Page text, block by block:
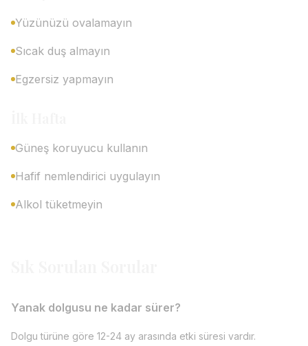
Yüzünüzü ovalamayın
Sıcak duş almayın
Egzersiz yapmayın
Güneş koruyucu kullanın
Hafif nemlendirici uygulayın
Alkol tüketmeyin
Yanak dolgusu ne kadar sürer?
Dolgu türüne göre 12-24 ay arasında etki süresi vardır.